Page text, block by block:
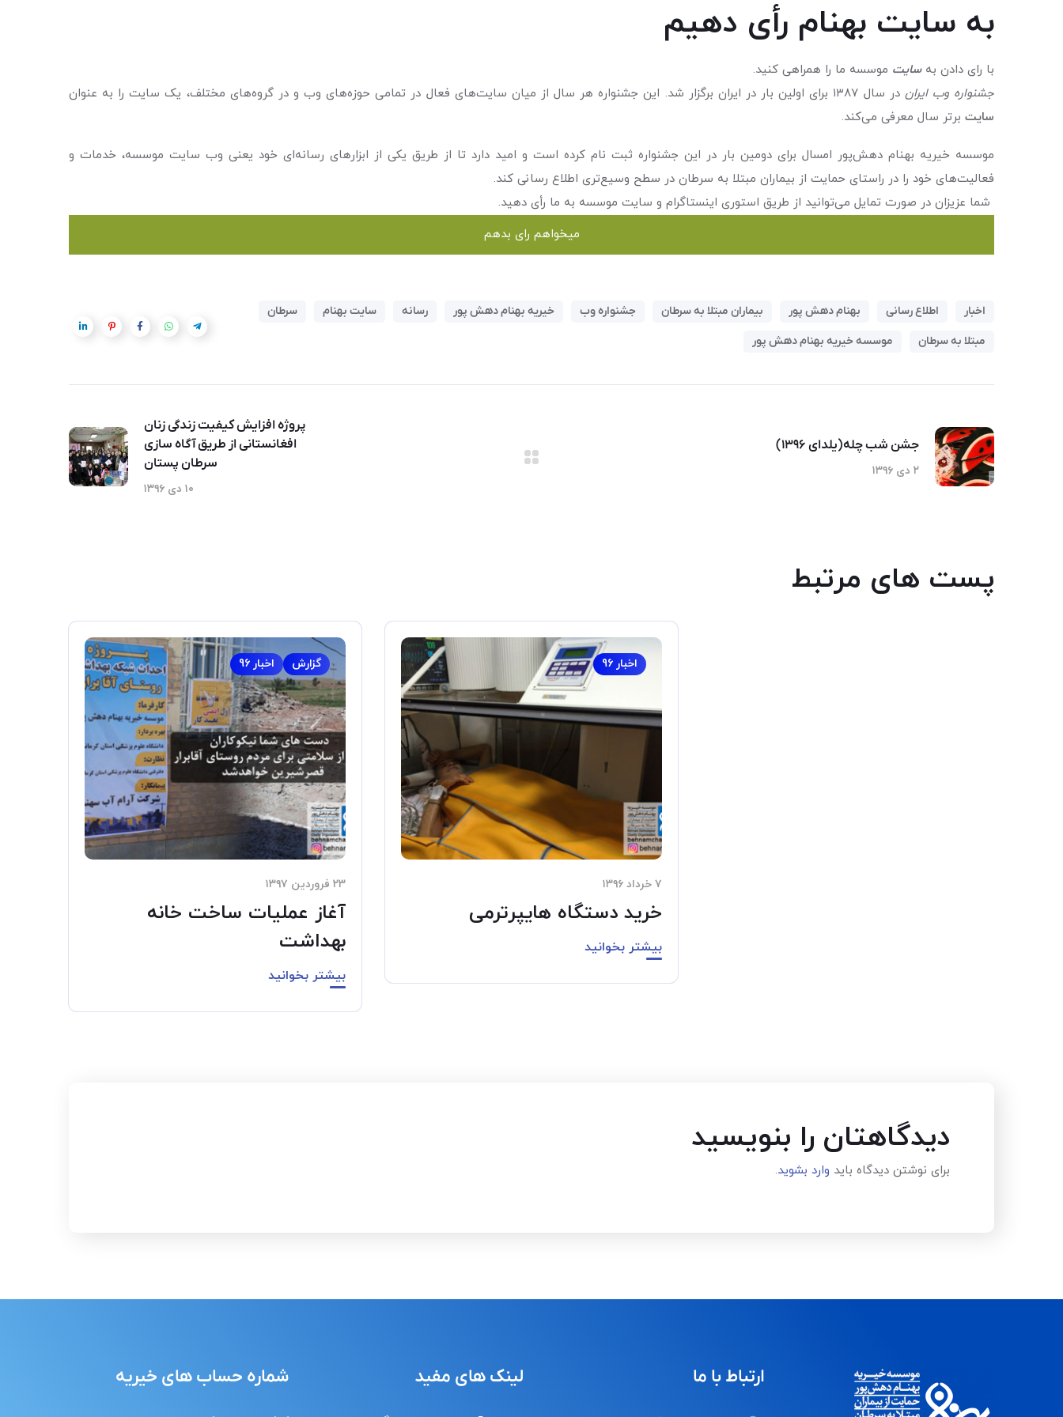
به سایت بهنام رأی دهیم
با رای دادن بهسایت موسسه ما را همراهی کنید.
جشنواره وب ایران در سال ۱۳۸۷ برای اولین بار در ایران برگزار شد. این جشنواره هر سال از میان سایت‌های فعال در تمامی حوزه‌های وب و در گروه‌های مختلف، یک سایت را به عنوان
سایت برتر سال معرفی می‌کند.
موسسه خیریه بهنام دهش‌پور امسال برای دومین ‌بار در این جشنواره ثبت نام کرده است و امید دارد تا از طریق یکی از ابزارهای رسانه‌ای خود یعنی وب سایت موسسه، خدمات و
فعالیت‌های خود را در راستای حمایت از بیماران مبتلا به سرطان در سطح وسیع‌تری اطلاع رسانی کند.
شما عزیزان در صورت تمایل می‌توانید از طریق استوری اینستاگرام و سایت موسسه به ما رأی دهید.
میخواهم رای بدهم
اخبار اطلاع رسانی بهنام دهش پور بیماران مبتلا به سرطان جشنواره وب خیریه بهنام دهش پور رسانه سایت بهنام
سرطان
مبتلا به سرطان
موسسه خیریه بهنام دهش پور
جشن شب چله(یلدای ۱۳۹۶)
۲ دی ۱۳۹۶
پروژه افزایش کیفیت زندگی زنان
افغانستانی از طریق آگاه سازی
سرطان پستان
۱۰ دی ۱۳۹۶
پست های مرتبط
اخبار 96
۷ خرداد ۱۳۹۶
خرید دستگاه هایپرترمی
بیشتر بخوانید
اخبار 96 گزارش
۲۳ فروردین ۱۳۹۷
آغاز عملیات ساخت خانه
بهداشت
بیشتر بخوانید
دیدگاهتان را بنویسید
برای نوشتن دیدگاه باید وارد بشوید.
ارتباط با ما لینک های مفید شماره حساب های خیریه